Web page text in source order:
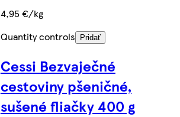
4,95 €/kg
Quantity controls
Pridať
Cessi Bezvaječné
cestoviny pšeničné,
sušené fliačky 400 g